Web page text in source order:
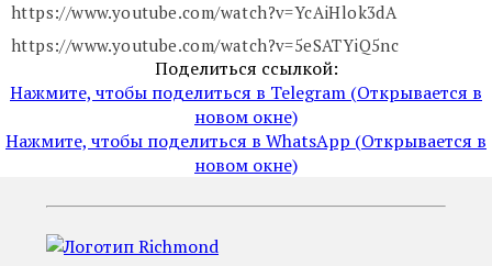
https://www.youtube.com/watch?v=YcAiHlok3dA
https://www.youtube.com/watch?v=5eSATYiQ5nc
Поделиться ссылкой:
Нажмите, чтобы поделиться в Telegram (Открывается в
новом окне)
Нажмите, чтобы поделиться в WhatsApp (Открывается в
новом окне)